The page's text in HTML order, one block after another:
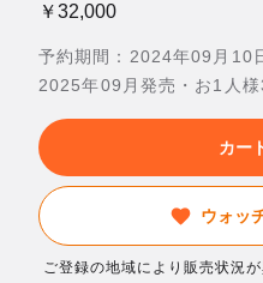
￥32,000
予約期間：2024年09月10
2025年09月発売・お1人様
カー
ウォッ
ご登録の地域により販売状況